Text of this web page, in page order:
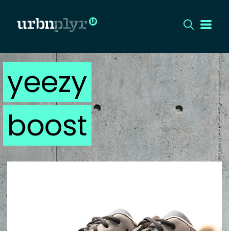
CÍMLAP
DIZÁJN
DIVAT
HIP
UTCA
yeezy
boost